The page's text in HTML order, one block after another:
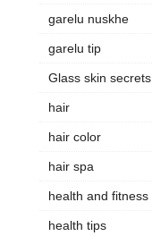
garelu nuskhe
garelu tip
Glass skin secrets
hair
hair color
hair spa
health and fitness
health tips